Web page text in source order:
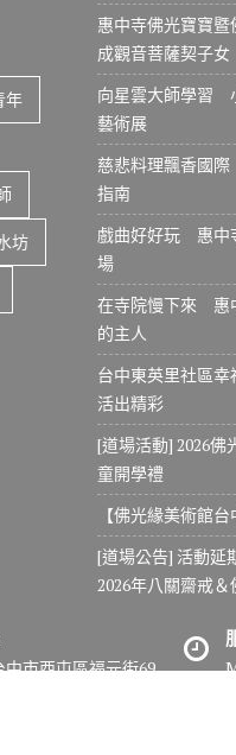
年
坊
惠中寺佛光寶寶
成觀音菩薩契子女
向星雲大師學習
藝術展
慈悲料理飄香國
指南
戲曲好好玩 惠中
場
在寺院慢下來 惠
的主人
台中東英里社區
活出精彩
[道場活動] 2026佛
童開學禮
【佛光緣美術館
[道場公告] 活動延
2026年八關齋戒＆
中市西屯區福元街69